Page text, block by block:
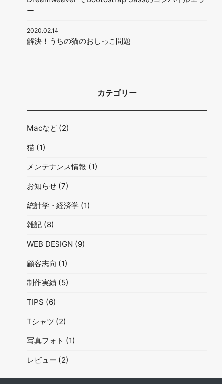
ー
2020.02.14
解決！うちの猫のおしっこ問題
カテゴリー
Macなど (2)
猫 (1)
メンテナンス情報 (1)
お知らせ (7)
統計学・経済学 (1)
雑記 (8)
WEB DESIGN (9)
顧客志向 (1)
制作実績 (5)
TIPS (6)
Tシャツ (2)
写真フォト (1)
レビュー (2)